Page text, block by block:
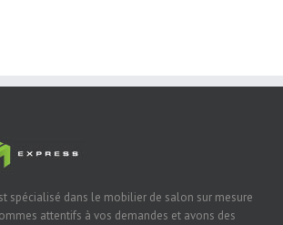
spécialisé dans le mobilier de salon sur mesure
attentifs à vos demandes et avons des